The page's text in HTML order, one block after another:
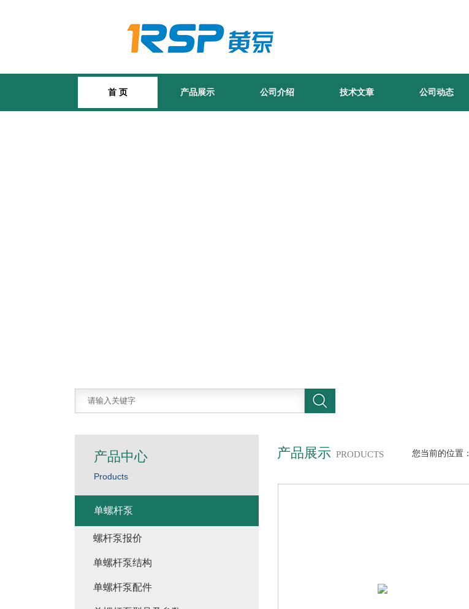
首 页 产品展示 公司介绍 技术文章 公司动态
产品展示 PRODUCTS 您当前的位置：
产品中心
Products
单螺杆泵
螺杆泵报价
单螺杆泵结构
单螺杆泵配件